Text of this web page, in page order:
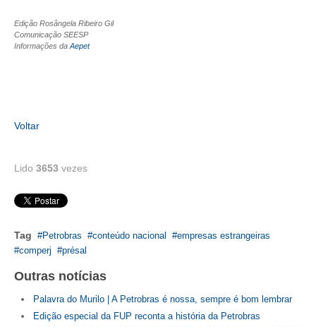
LEI 4.950-A/1966 – PISO SALARIAL
LEI 5.194/1966 – REGULAMENTAÇÃO DA PROFISSÃO
PISO SALARIAL
FIQUE POR DENTRO
APRESENTAÇÃO
EMPREGO E ESTÁGIO
CARREIRA
Edição Rosângela Ribeiro Gil
Comunicação SEESP
Informações daAepet
Voltar
Lido 3653 vezes
Tag Petrobras conteúdo nacional
empresas estrangeiras
comperj
présal
Outras notícias
Palavra do Murilo | A Petrobras é nossa, sempre é bom lembrar
Edição especial da FUP reconta a história da Petrobras